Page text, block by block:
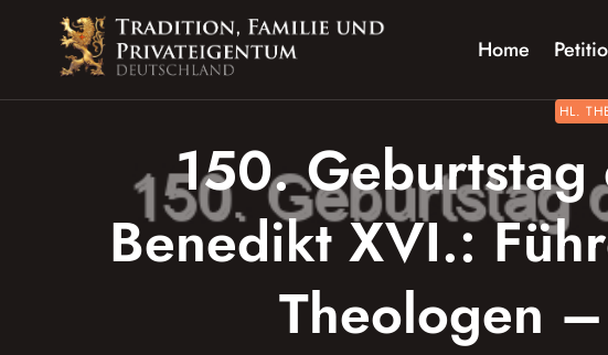
springen
Home
HL.
150.
Benedikt XVI.:
Theologen